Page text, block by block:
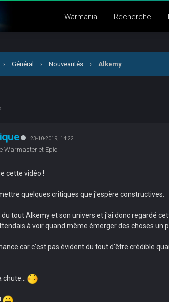
Warmania Recherche
› Général › Nouveautés › Alkemy
23-10-2019, 14:22
Warmaster et Epic
cette vidéo !
quelques critiques que j'espère constructives.
du tout Alkemy et son univers et j'ai donc regardé
à voir quand même émerger des choses un
car c'est pas évident du tout d'être crédible